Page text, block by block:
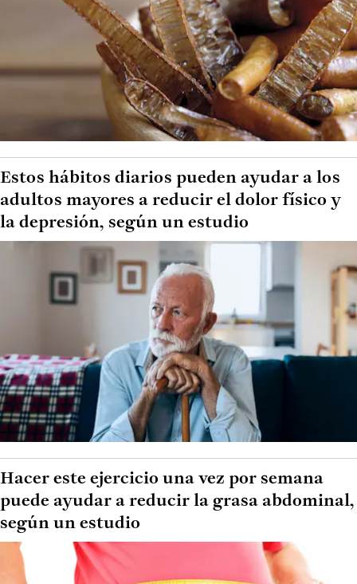
Estos hábitos diarios pueden ayudar a los
adultos mayores a reducir el dolor físico y
la depresión, según un estudio
Hacer este ejercicio una vez por semana
puede ayudar a reducir la grasa abdominal,
según un estudio